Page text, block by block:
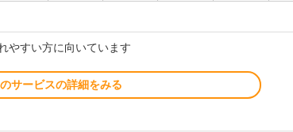
やすい方に向いています
サービスの詳細をみる